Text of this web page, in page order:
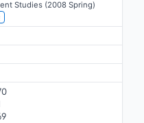
Studies (2008 Spring)